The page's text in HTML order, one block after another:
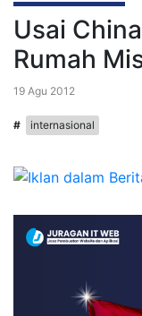
Usai
Rumah
19 Agu 2012
# internasional